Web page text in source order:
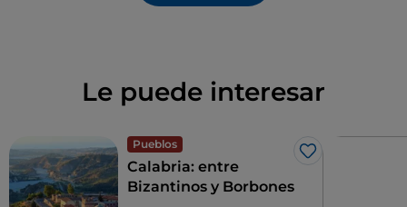
Le puede interesar
Pueblos
Me gusta
Calabria: entre
Bizantinos y Borbones